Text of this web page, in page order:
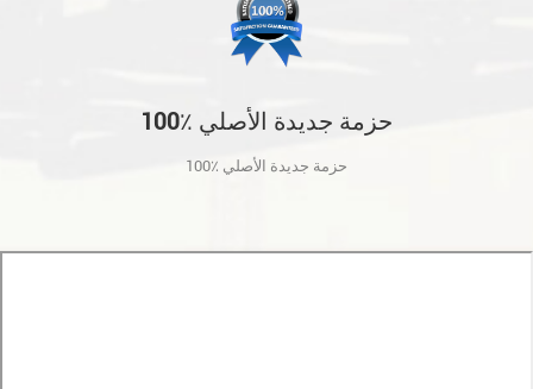
100٪ حزمة جديدة الأصلي
100٪ حزمة جديدة الأصلي